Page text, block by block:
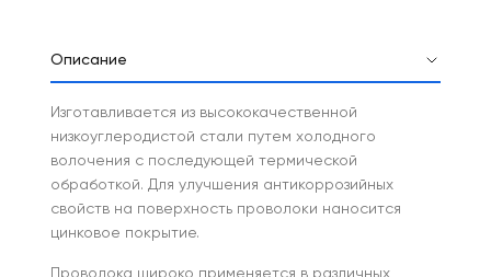
Описание
Изготавливается из высококачественной
низкоуглеродистой стали путем холодного
волочения с последующей термической
обработкой. Для улучшения антикоррозийных
свойств на поверхность проволоки наносится
цинковое покрытие.
Проволока широко применяется в различных